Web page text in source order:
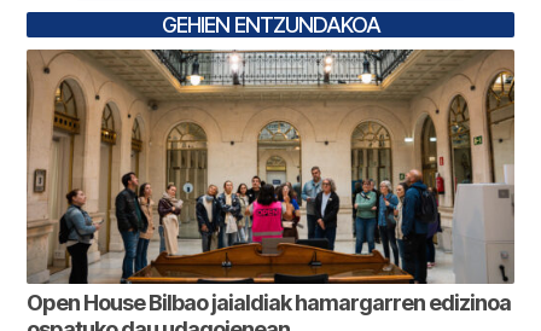
GEHIEN ENTZUNDAKOA
Open House Bilbao jaialdiak hamargarren edizinoa